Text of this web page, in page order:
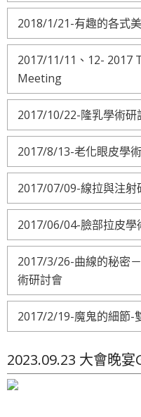
2018/1/21-有趣的各式
2017/11/11、12- 2017
Meeting
2017/10/22-隆乳學術研
2017/8/13-老化眼皮學
2017/07/09-線拉與注射
2017/06/04-臉部拉皮學
2017/3/26-曲線的秘密
術研討會
2017/2/19-魔鬼的細節-
2023.09.23 大會晚